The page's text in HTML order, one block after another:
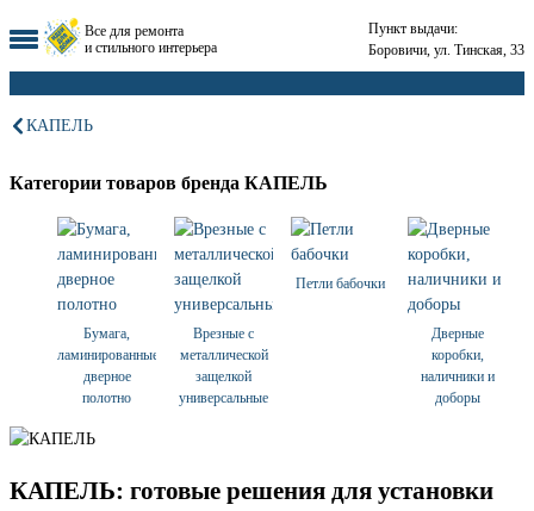
Все для ремонта
и стильного интерьера
Пункт выдачи:
Боровичи, ул. Тинская, 33
КАПЕЛЬ
Категории товаров бренда КАПЕЛЬ
Бумага,
ламинированные,
дверное
полотно
Врезные с
металлической
защелкой
универсальные
Петли бабочки
Дверные
коробки,
наличники и
доборы
КАПЕЛЬ: готовые решения для установки